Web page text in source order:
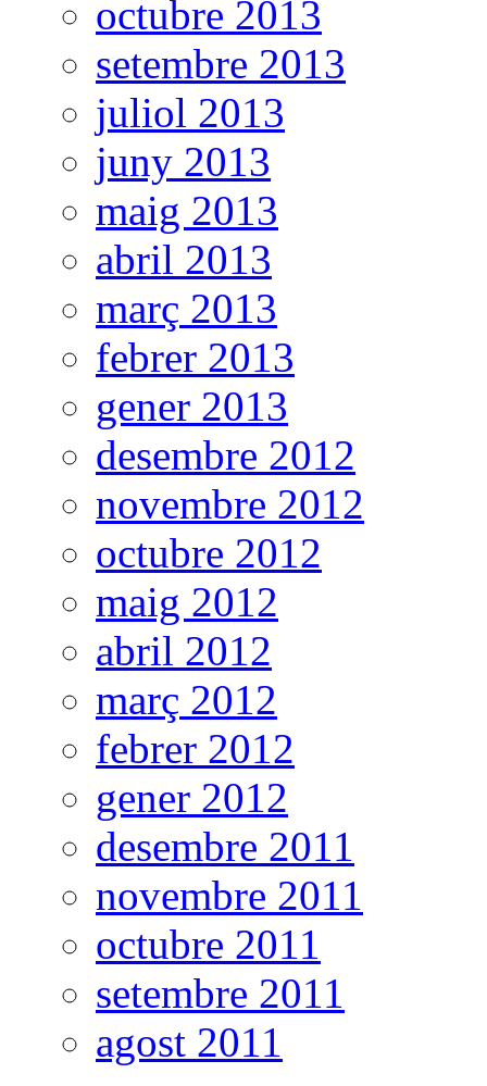
octubre 2013
setembre 2013
juliol 2013
juny 2013
maig 2013
abril 2013
març 2013
febrer 2013
gener 2013
desembre 2012
novembre 2012
octubre 2012
maig 2012
abril 2012
març 2012
febrer 2012
gener 2012
desembre 2011
novembre 2011
octubre 2011
setembre 2011
agost 2011